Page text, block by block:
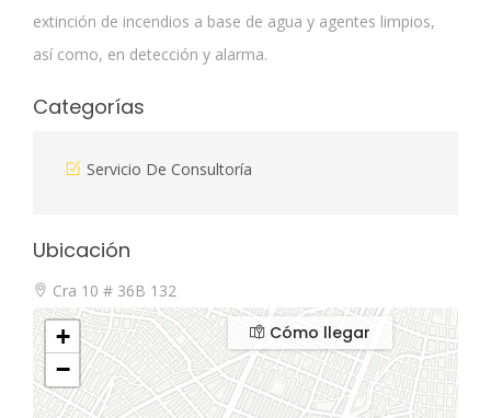
extinción de incendios a base de agua y agentes limpios,
así como, en detección y alarma.
Categorías
Servicio De Consultoría
Ubicación
Cra 10 # 36B 132
+
−
Cómo llegar